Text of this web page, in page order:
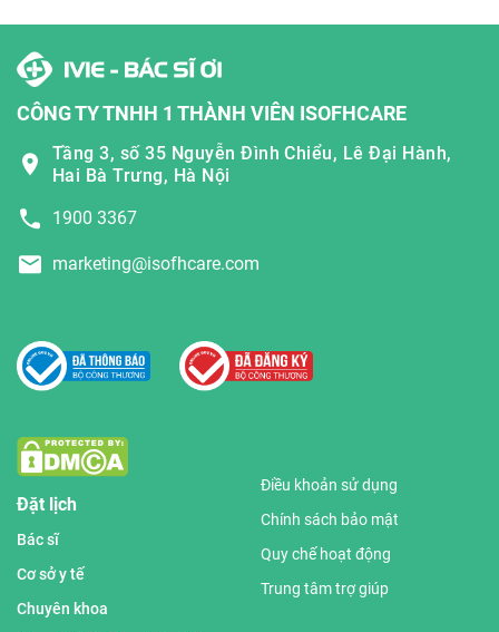
CÔNG TY TNHH 1 THÀNH VIÊN ISOFHCARE
Tầng 3, số 35 Nguyễn Đình Chiểu, Lê Đại Hành,
Hai Bà Trưng, Hà Nội
1900 3367
marketing@isofhcare.com
Đặt lịch
Bác sĩ
Cơ sở y tế
Chuyên khoa
Điều khoản sử dụng
Chính sách bảo mật
Quy chế hoạt động
Trung tâm trợ giúp